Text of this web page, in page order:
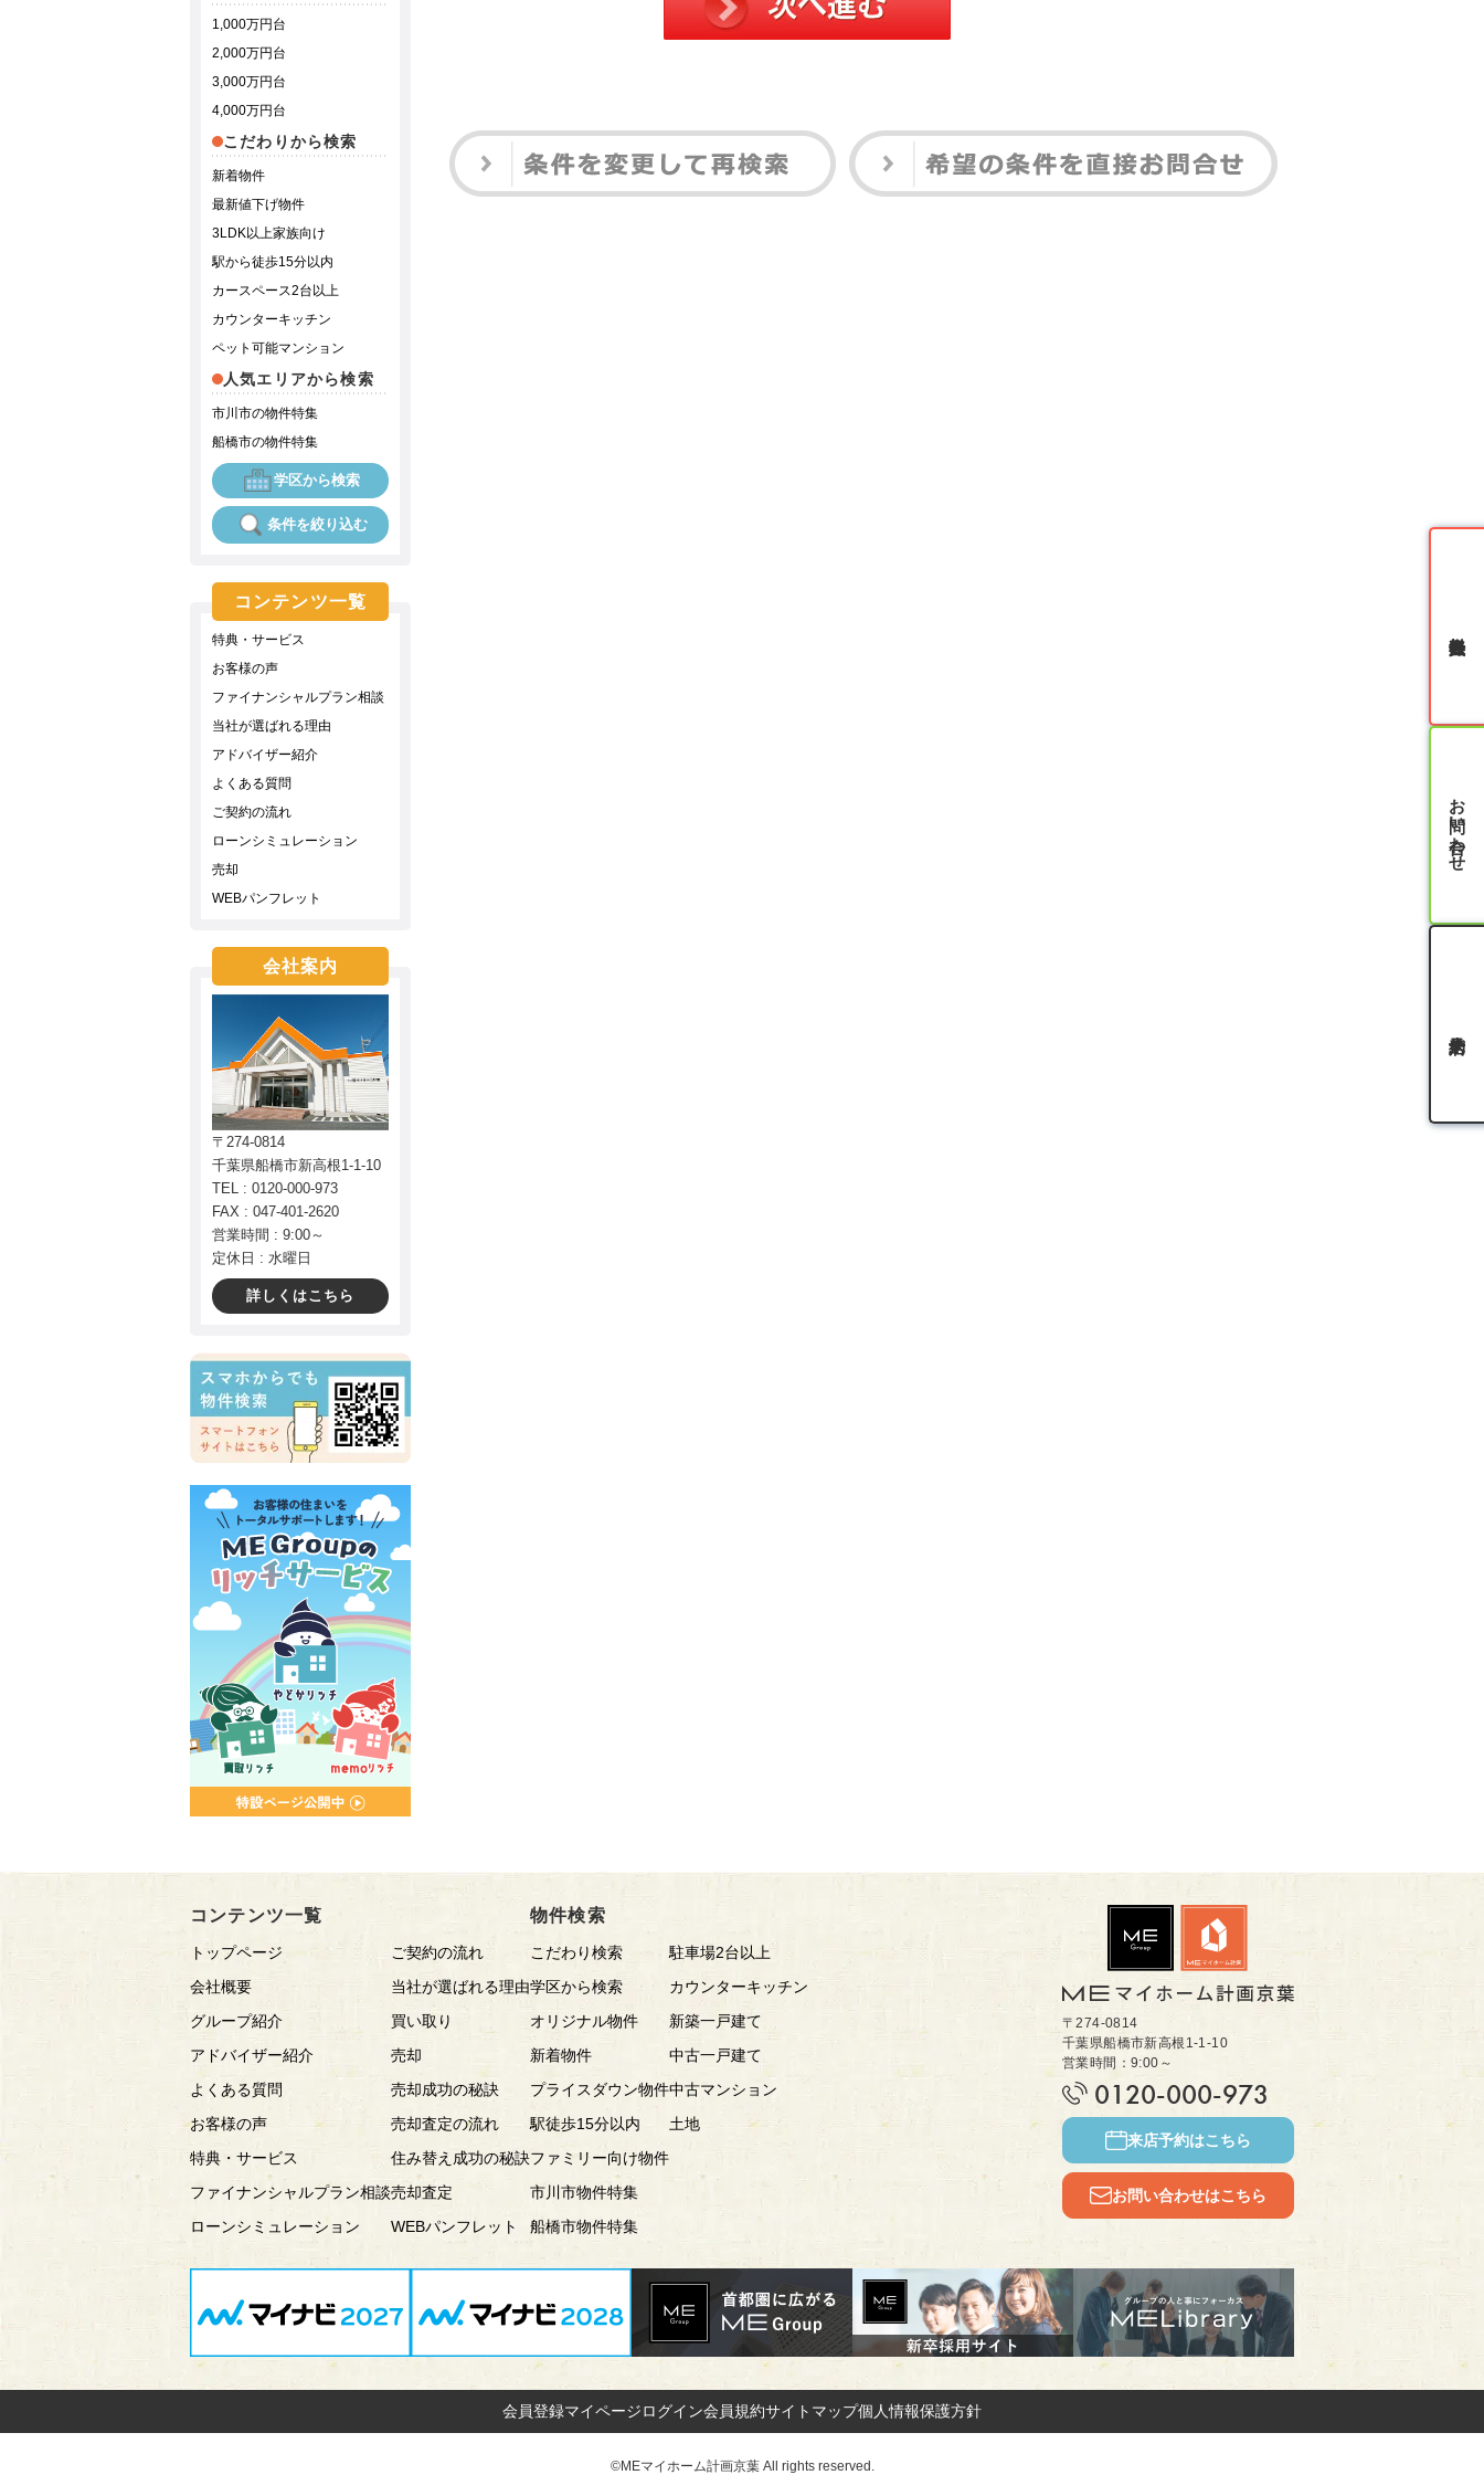
1,000万円台
2,000万円台
3,000万円台
4,000万円台
こだわりから検索
新着物件
最新値下げ物件
3LDK以上家族向け
駅から徒歩15分以内
カースペース2台以上
カウンターキッチン
ペット可能マンション
人気エリアから検索
市川市の物件特集
船橋市の物件特集
学区から検索
条件を絞り込む
コンテンツ一覧
特典・サービス
お客様の声
ファイナンシャルプラン相談
当社が選ばれる理由
アドバイザー紹介
よくある質問
ご契約の流れ
ローンシミュレーション
売却
WEBパンフレット
会社案内
〒274-0814
千葉県船橋市新高根1-1-10
TEL : 0120-000-973
FAX : 047-401-2620
営業時間 : 9:00～
定休日 : 水曜日
詳しくはこちら
コンテンツ一覧
トップページ
会社概要
グループ紹介
アドバイザー紹介
よくある質問
お客様の声
特典・サービス
ファイナンシャルプラン相談
ローンシミュレーション
ご契約の流れ
当社が選ばれる理由
買い取り
売却
売却成功の秘訣
売却査定の流れ
住み替え成功の秘訣
売却査定
WEBパンフレット
物件検索
こだわり検索
学区から検索
オリジナル物件
新着物件
プライスダウン物件
駅徒歩15分以内
ファミリー向け物件
市川市物件特集
船橋市物件特集
駐車場2台以上
カウンターキッチン
新築一戸建て
中古一戸建て
中古マンション
土地
〒274-0814
千葉県船橋市新高根1-1-10
営業時間：9:00～
0120-000-973
来店予約はこちら
お問い合わせはこちら
会員登録マイページログイン会員規約サイトマップ個人情報保護方針
©MEマイホーム計画京葉 All rights reserved.
お問い合わせ